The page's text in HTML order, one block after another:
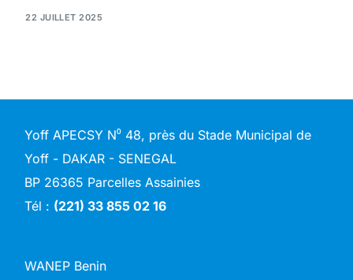
22 JUILLET 2025
Yoff APECSY N⁰ 48, près du Stade Municipal de
Yoff - DAKAR - SENEGAL
BP 26365 Parcelles Assainies
Tél : (221) 33 855 02 16
WANEP Benin